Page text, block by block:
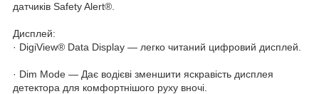
датчиків Safety Alert®.
Дисплей:
· DigiView® Data Display — легко читаний цифровий дисплей.
· Dim Mode — Дає водієві зменшити яскравість дисплея
детектора для комфортнішого руху вночі.